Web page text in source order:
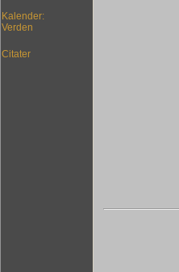
Kalender:
Verden
Citater